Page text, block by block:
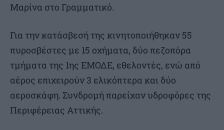
Μαρίνα στο Γραμματικό.
Για την κατάσβεσή της κινητοποιήθηκαν 55
πυροσβέστες με 15 οχήματα, δύο πεζοπόρα
τμήματα της 1ης ΕΜΟΔΕ, εθελοντές, ενώ από
αέρος επιχειρούν 3 ελικόπτερα και δύο
αεροσκάφη. Συνδρομή παρείχαν υδροφόρες της
Περιφέρειας Αττικής.